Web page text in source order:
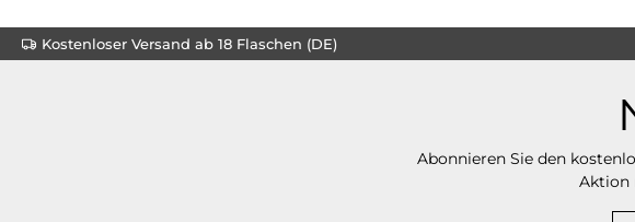
Kostenloser Versand ab 18 Flaschen (DE)
Abonnieren Sie den
Aktion